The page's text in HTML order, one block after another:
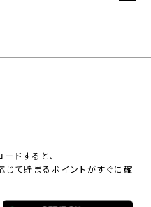
ドすると、
て貯まるポイントがすぐに確